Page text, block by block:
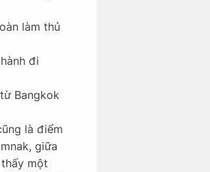
làm thủ
đi
Bangkok
là điểm
giữa
một